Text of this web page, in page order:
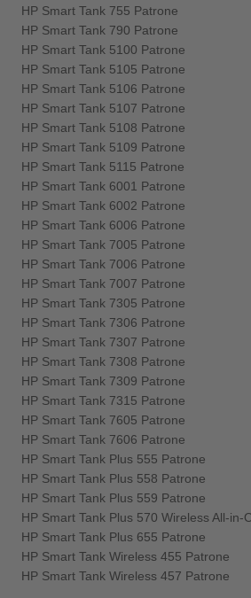
HP Smart Tank 755 Patrone
HP Smart Tank 790 Patrone
HP Smart Tank 5100 Patrone
HP Smart Tank 5105 Patrone
HP Smart Tank 5106 Patrone
HP Smart Tank 5107 Patrone
HP Smart Tank 5108 Patrone
HP Smart Tank 5109 Patrone
HP Smart Tank 5115 Patrone
HP Smart Tank 6001 Patrone
HP Smart Tank 6002 Patrone
HP Smart Tank 6006 Patrone
HP Smart Tank 7005 Patrone
HP Smart Tank 7006 Patrone
HP Smart Tank 7007 Patrone
HP Smart Tank 7305 Patrone
HP Smart Tank 7306 Patrone
HP Smart Tank 7307 Patrone
HP Smart Tank 7308 Patrone
HP Smart Tank 7309 Patrone
HP Smart Tank 7315 Patrone
HP Smart Tank 7605 Patrone
HP Smart Tank 7606 Patrone
HP Smart Tank Plus 555 Patrone
HP Smart Tank Plus 558 Patrone
HP Smart Tank Plus 559 Patrone
HP Smart Tank Plus 570 Wireless All-in-
HP Smart Tank Plus 655 Patrone
HP Smart Tank Wireless 455 Patrone
HP Smart Tank Wireless 457 Patrone